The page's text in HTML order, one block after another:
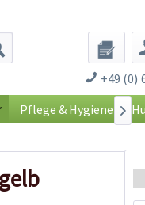
+49 (0)
Pflege & Hygiene 